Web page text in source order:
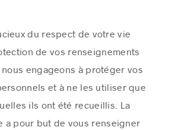
du respect de votre vie
de vos renseignements
engageons à protéger vos
et à ne les utiliser que
ils ont été recueillis. La
a pour but de vous renseigner